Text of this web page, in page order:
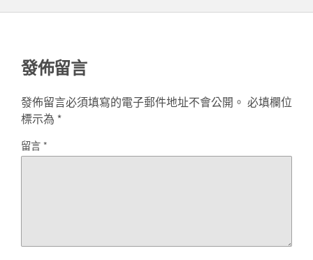
發佈留言
發佈留言必須填寫的電子郵件地址不會公開。 必填欄位
標示為 *
留言*